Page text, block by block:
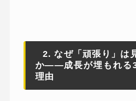
2. なぜ「頑張り」は
か——成長が埋もれる
理由